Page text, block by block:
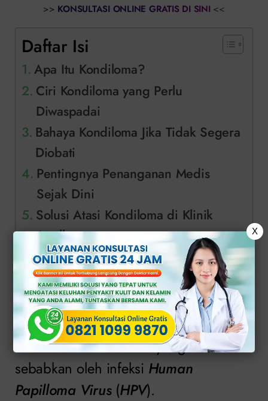
>> KONSULTASI ONLINE GRATIS DI SINI <<
Daftar Isi
Apa Itu Kondiloma?
Ciri Kondiloma yang Perlu
Diwaspadai
Bahaya Kondiloma Jika Tidak Segera
Diobati
Pentingnya Penanganan Medis
Sejak Dini
Solusi Atasi Kondiloma di Klinik
Apollo
Apa Itu Kondiloma?
Kondiloma adalah pertumbuhan kutil di
area kelamin atau anus yang di
sebabkan oleh infeksi Human
Papilloma Virus(HPV).
X